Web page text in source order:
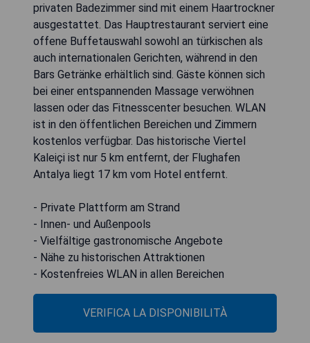
privaten Badezimmer sind mit einem Haartrockner
ausgestattet. Das Hauptrestaurant serviert eine
offene Buffetauswahl sowohl an türkischen als
auch internationalen Gerichten, während in den
Bars Getränke erhältlich sind. Gäste können sich
bei einer entspannenden Massage verwöhnen
lassen oder das Fitnesscenter besuchen. WLAN
ist in den öffentlichen Bereichen und Zimmern
kostenlos verfügbar. Das historische Viertel
Kaleiçi ist nur 5 km entfernt, der Flughafen
Antalya liegt 17 km vom Hotel entfernt.
- Private Plattform am Strand
- Innen- und Außenpools
- Vielfältige gastronomische Angebote
- Nähe zu historischen Attraktionen
- Kostenfreies WLAN in allen Bereichen
VERIFICA LA DISPONIBILITÀ